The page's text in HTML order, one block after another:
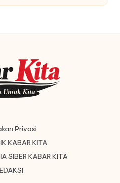
Privasi
KABAR KITA
SIBER KABAR KITA